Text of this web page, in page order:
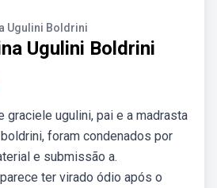
Ugulini Boldrini
Ugulini Boldrini
graciele ugulini, pai e a madrasta
foram condenados por
e submissão a.
ter virado ódio após o